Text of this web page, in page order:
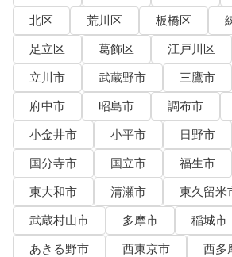
北区
荒川区 板橋区
足立区
葛飾区 江戸川区
立川市
武蔵野市 三鷹市
府中市
昭島市 調布市
小金井市
小平市 日野市
国分寺市
国立市 福生市
東大和市
清瀬市
東久留米
武蔵村山市
多摩市 稲城市
あきる野市
西東京市
西多